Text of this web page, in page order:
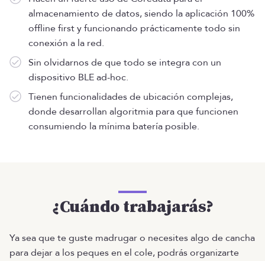
almacenamiento de datos, siendo la aplicación 100%
offline first y funcionando prácticamente todo sin
conexión a la red.
Sin olvidarnos de que todo se integra con un
dispositivo BLE ad-hoc.
Tienen funcionalidades de ubicación complejas,
donde desarrollan algoritmia para que funcionen
consumiendo la mínima batería posible.
¿Cuándo trabajarás?
Ya sea que te guste madrugar o necesites algo de cancha
para dejar a los peques en el cole, podrás organizarte